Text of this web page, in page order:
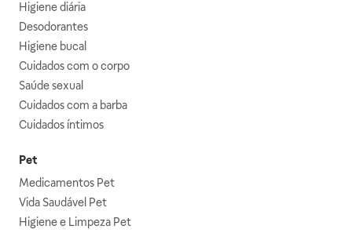
Higiene diária
Desodorantes
Higiene bucal
Cuidados com o corpo
Saúde sexual
Cuidados com a barba
Cuidados íntimos
Pet
Medicamentos Pet
Vida Saudável Pet
Higiene e Limpeza Pet